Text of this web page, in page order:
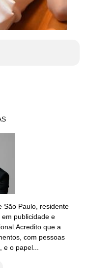
São Paulo, residente
publicidade e
que a
com pessoas
o papel...